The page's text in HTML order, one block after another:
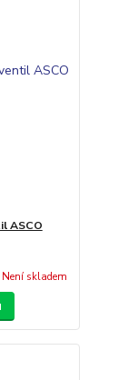
ASCO
Není skladem